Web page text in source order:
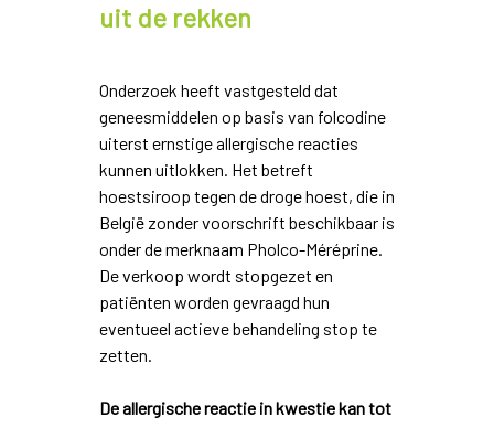
uit de rekken
Onderzoek heeft vastgesteld dat
geneesmiddelen op basis van folcodine
uiterst ernstige allergische reacties
kunnen uitlokken. Het betreft
hoestsiroop tegen de droge hoest, die in
België zonder voorschrift beschikbaar is
onder de merknaam Pholco-Méréprine.
De verkoop wordt stopgezet en
patiënten worden gevraagd hun
eventueel actieve behandeling stop te
zetten.
De allergische reactie in kwestie kan tot